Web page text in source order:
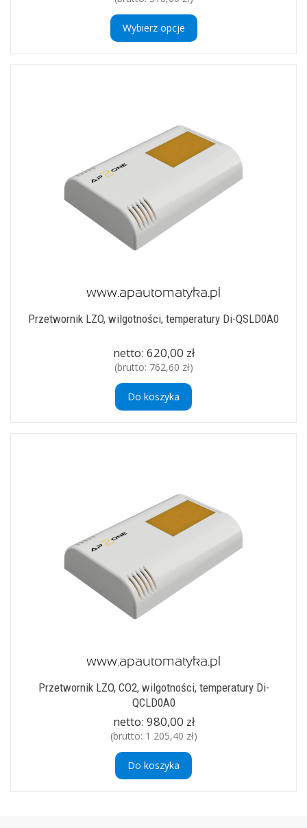
Wybierz opcje
Przetwornik LZO, wilgotności, temperatury Di-QSLD0A0
netto: 620,00 zł
(brutto: 762,60 zł)
Do koszyka
Przetwornik LZO, CO2, wilgotności, temperatury Di-
QCLD0A0
netto: 980,00 zł
(brutto: 1 205,40 zł)
Do koszyka